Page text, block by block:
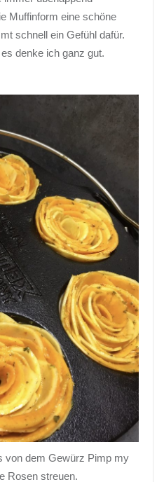
Muffinform eine schöne
schnell ein Gefühl dafür.
denke ich ganz gut.
von dem Gewürz Pimp my
Rosen streuen.